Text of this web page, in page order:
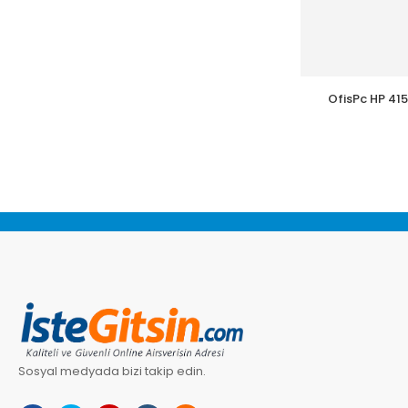
OfisPc HP
Sosyal medyada bizi takip edin.